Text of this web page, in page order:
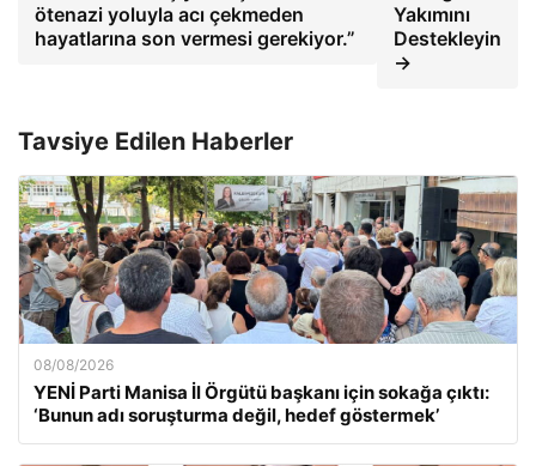
ötenazi yoluyla acı çekmeden
hayatlarına son vermesi gerekiyor.”
Yakımını
Destekleyin
→
Tavsiye Edilen Haberler
08/08/2026
YENİ Parti Manisa İl Örgütü başkanı için sokağa çıktı:
‘Bunun adı soruşturma değil, hedef göstermek’